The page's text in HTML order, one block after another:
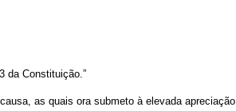
da Constituição.”
as quais ora submeto à elevada